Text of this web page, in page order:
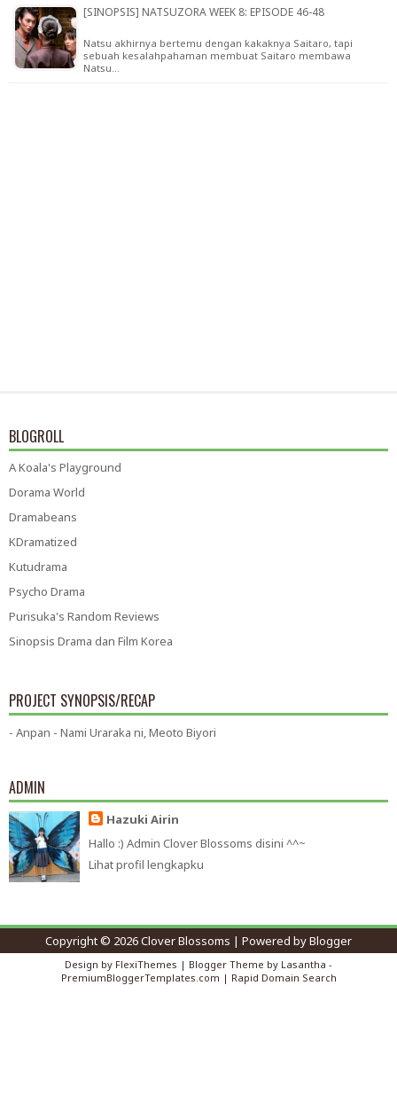
[SINOPSIS] NATSUZORA WEEK 8: EPISODE 46-48
Natsu akhirnya bertemu dengan kakaknya Saitaro, tapi
sebuah kesalahpahaman membuat Saitaro membawa
Natsu…
BLOGROLL
A Koala's Playground
Dorama World
Dramabeans
KDramatized
Kutudrama
Psycho Drama
Purisuka's Random Reviews
Sinopsis Drama dan Film Korea
PROJECT SYNOPSIS/RECAP
- Anpan - Nami Uraraka ni, Meoto Biyori
ADMIN
Hazuki Airin
Hallo :) Admin Clover Blossoms disini ^^~
Lihat profil lengkapku
Copyright © 2026Clover Blossoms | Powered byBlogger
Design by FlexiThemes | Blogger Theme by Lasantha -
PremiumBloggerTemplates.com | Rapid Domain Search